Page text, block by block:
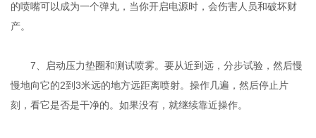
的喷嘴可以成为一个弹丸，当你开启电源时，会伤害人员和破坏财
产。
7、启动压力垫圈和测试喷雾。要从近到远，分步试验，然后慢
慢地向它的2到3米远的地方远距离喷射。操作几遍，然后停止片
刻，看它是否是干净的。如果没有，就继续靠近操作。